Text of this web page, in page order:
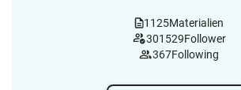
1125Materialien
301529Follower
367Following